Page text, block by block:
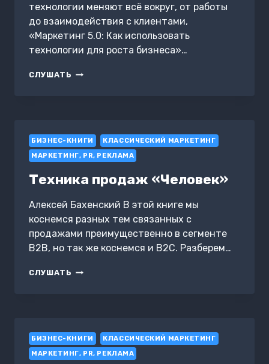
технологии меняют всё вокруг, от работы
до взаимодействия с клиентами,
«Маркетинг 5.0: Как использовать
технологии для роста бизнеса»…
СЛУШАТЬ МАРКЕТИНГ
РОСТА
БИЗНЕСА
БИЗНЕС-КНИГИ
КЛАССИЧЕСКИЙ МАРКЕТИНГ
МАРКЕТИНГ, PR, РЕКЛАМА
Техника продаж «Человек»
Алексей Бахенский В этой книге мы
коснемся разных тем связанных с
продажами преимущественно в сегменте
B2B, но так же коснемся и B2C. Разберем…
СЛУШАТЬ ТЕХНИКА
БИЗНЕС-КНИГИ
КЛАССИЧЕСКИЙ МАРКЕТИНГ
МАРКЕТИНГ, PR, РЕКЛАМА